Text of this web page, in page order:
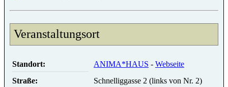
Veranstaltungsort
Standort: ANIMA*HAUS - Webseite
Straße:
Schnelliggasse 2 (links von Nr. 2)